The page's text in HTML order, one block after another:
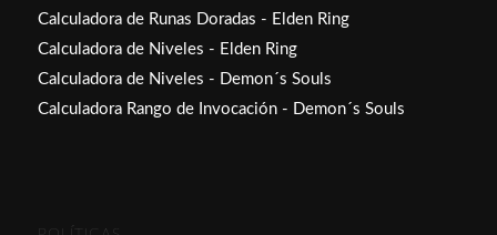
Calculadora de Runas Doradas - Elden Ring
Calculadora de Niveles - Elden Ring
Calculadora de Niveles - Demon´s Souls
Calculadora Rango de Invocación - Demon´s Souls